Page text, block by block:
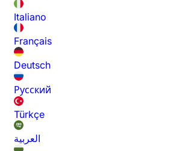
Italiano
Français
Deutsch
Русский
Türkçe
العربية